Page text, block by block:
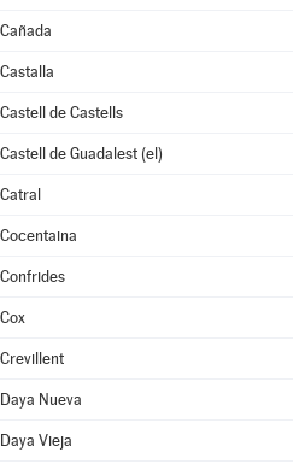
Cañada
Castalla
Castell de Castells
Castell de Guadalest (el)
Catral
Cocentaina
Confrides
Cox
Crevillent
Daya Nueva
Daya Vieja